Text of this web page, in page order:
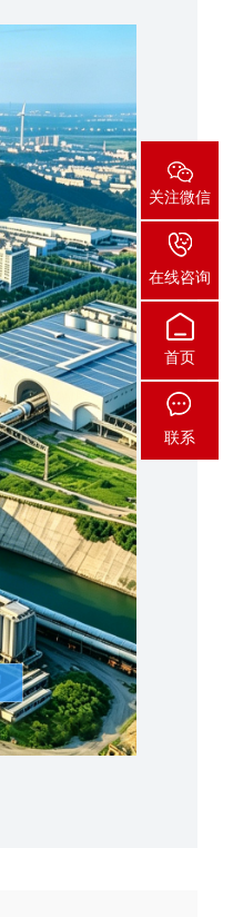
关注微信
在线咨询
首页
联系